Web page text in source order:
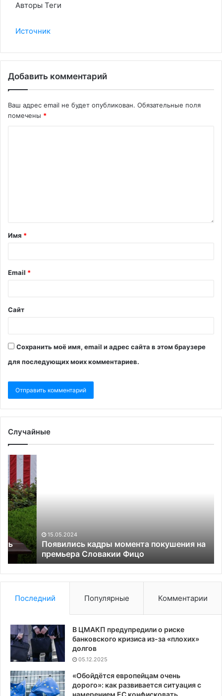
Авторы Теги
Источник
Добавить комментарий
Ваш адрес email не будет опубликован. Обязательные поля
помечены *
Имя *
Email *
Сайт
Сохранить моё имя, email и адрес сайта в этом браузере
для последующих моих комментариев.
Случайные
Появились
кадры
момента
покушения
на
премьера
Словакии
Фицо15.05.2024
Появились кадры момента покушения на
премьера Словакии Фицо
Последний Популярные Комментарии
В ЦМАКП предупредили о риске
банковского кризиса из-за «плохих»
долгов
05.12.2025
«Обойдётся европейцам очень
дорого»: как развивается ситуация с
намерением ЕС конфисковать